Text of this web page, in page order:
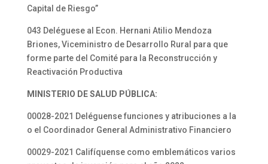
Capital de Riesgo”
043 Deléguese al Econ. Hernani Atilio Mendoza
Briones, Viceministro de Desarrollo Rural para que
forme parte del Comité para la Reconstrucción y
Reactivación Productiva
MINISTERIO DE SALUD PÚBLICA:
00028-2021 Deléguense funciones y atribuciones a la
o el Coordinador General Administrativo Financiero
00029-2021 Califíquense como emblemáticos varios